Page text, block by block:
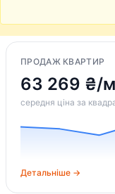
ПРОДАЖ КВАРТИР
63 269 ₴/
середня ціна за
Детальніше →